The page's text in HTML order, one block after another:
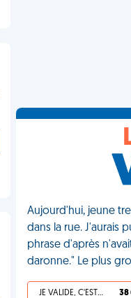
Aujourd'hui, jeune
dans la rue. J'aurais
phrase d'après
daronne." Le plus
JE VALIDE, C'EST UNE VDM 38